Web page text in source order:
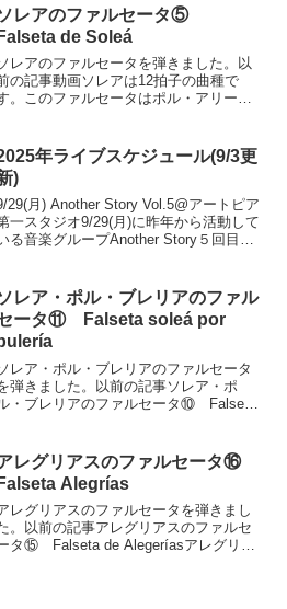
ることが多いです。また、...
レアのファルセータ⑤
Falseta de Soleá
レアのファルセータを弾きました。以
の記事動画ソレアは12拍子の曲種で
。このファルセータはポル・アリーバ
く見るフォームで開放弦の響きが好き
す。この...
年ライブスケジュール(9/3更
)
29(月) Another Story Vol.5@アートピア
一スタジオ9/29(月)に昨年から活動して
る音楽グループAnother Story５回目の
問い...
レア・ポル・ブレリアのファル
ータ⑪ Falseta soleá por
bulería
レア・ポル・ブレリアのファルセータ
弾きました。以前の記事ソレア・ポ
・ブレリアのファルセータ⑩ Falseta
Sole...
レグリアスのファルセータ⑯
Falseta Alegrías
レグリアスのファルセータを弾きまし
。以前の記事アレグリアスのファルセ
タ⑮ Falseta de Alegeríasアレグリア